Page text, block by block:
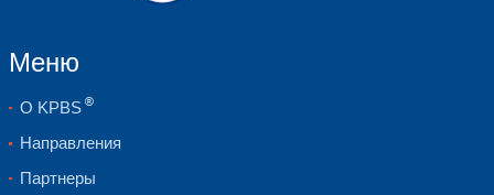
Высокая скорость принятия
дистрибьюции